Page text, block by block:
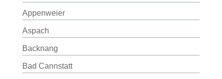
Appenweier
Aspach
Backnang
Bad Cannstatt